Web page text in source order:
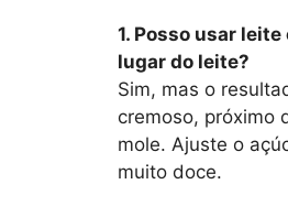
1. Posso usar
lugar do leite?
Sim, mas o
cremoso, próximo
mole. Ajuste o
muito doce.